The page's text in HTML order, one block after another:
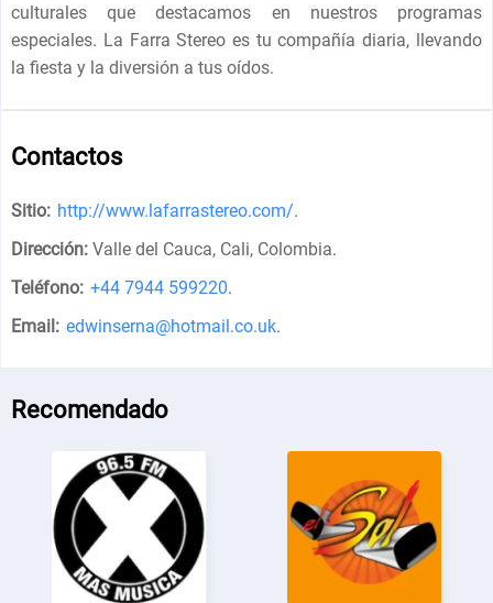
culturales que destacamos en nuestros programas
especiales. La Farra Stereo es tu compañía diaria, llevando
la fiesta y la diversión a tus oídos.
Contactos
Sitio: http://www.lafarrastereo.com/.
Dirección: Valle del Cauca, Cali, Colombia.
Teléfono: +44 7944 599220.
Email: edwinserna@hotmail.co.uk.
Recomendado